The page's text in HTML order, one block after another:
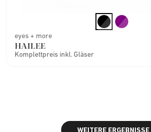
eyes + more
HAILEE
Komplettpreis inkl. Gläser
WEITERE ERGEBNISSE